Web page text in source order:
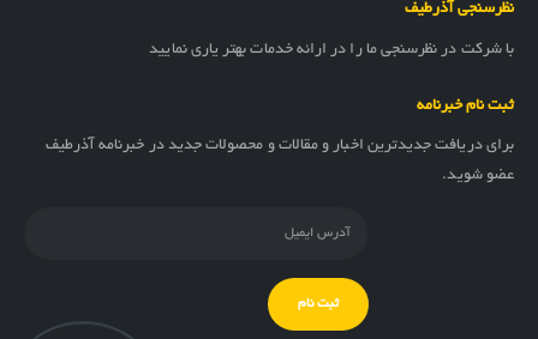
نظرسنجی آذرطیف
با شرکت در نظرسنجی ما را در ارائه خدمات بهتر یاری نمایید
ثبت نام خبرنامه
برای دریافت جدیدترین اخبار و مقالات و محصولات جدید در خبرنامه آذرطیف
عضو شوید.